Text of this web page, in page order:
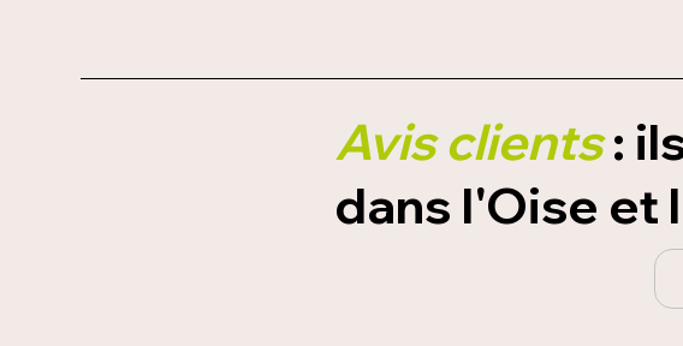
Avis clients:
dans l'Oise et